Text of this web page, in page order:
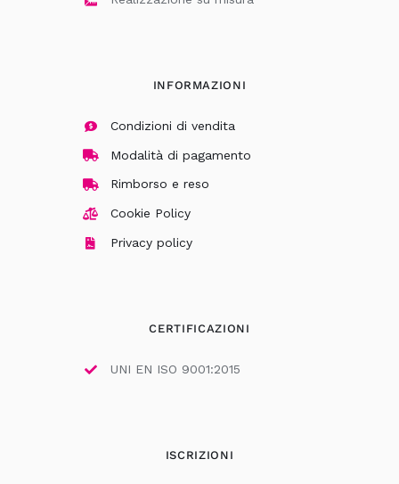
INFORMAZIONI
Condizioni di vendita
Modalità di pagamento
Rimborso e reso
Cookie Policy
Privacy policy
CERTIFICAZIONI
UNI EN ISO 9001:2015
ISCRIZIONI